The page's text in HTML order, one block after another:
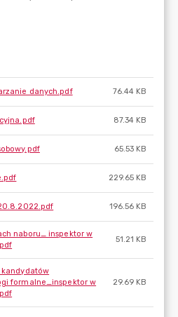
danych.pdf 76.44 KB
87.34 KB
65.53 KB
229.65 KB
196.56 KB
naboru_ inspektor w
51.21 KB
formalne_inspektor w
29.69 KB